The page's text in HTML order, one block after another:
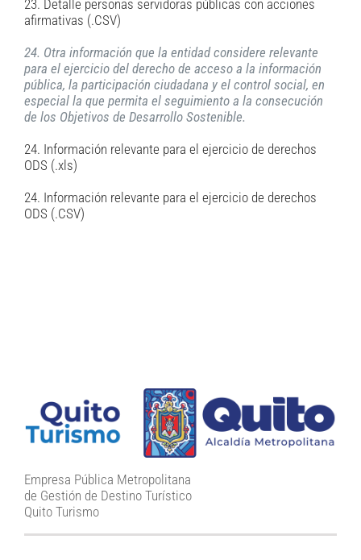
23. Detalle personas servidoras públicas con acciones
afirmativas (.CSV)
24. Otra información que la entidad considere relevante
para el ejercicio del derecho de acceso a la información
pública, la participación ciudadana y el control social, en
especial la que permita el seguimiento a la consecución
de los Objetivos de Desarrollo Sostenible.
24. Información relevante para el ejercicio de derechos
ODS (.xls)
24. Información relevante para el ejercicio de derechos
ODS (.CSV)
Empresa Pública Metropolitana
de Gestión de Destino Turístico
Quito Turismo